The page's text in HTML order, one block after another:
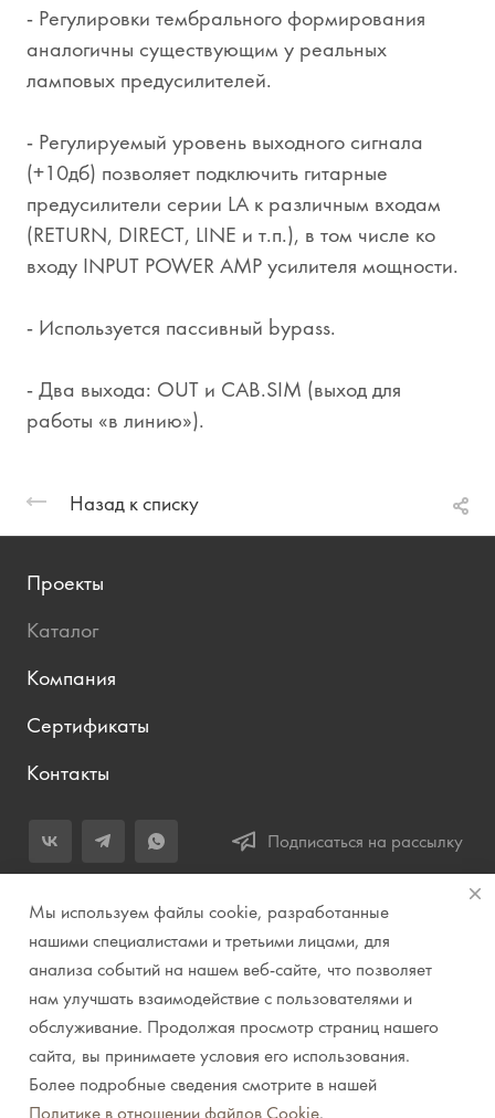
- Регулировки тембрального формирования
аналогичны существующим у реальных
ламповых предусилителей.
- Регулируемый уровень выходного сигнала
(+10дб) позволяет подключить гитарные
предусилители серии LA к различным входам
(RETURN, DIRECT, LINE и т.п.), в том числе ко
входу INPUT POWER AMP усилителя мощности.
- Используется пассивный bypass.
- Два выхода: OUT и CAB.SIM (выход для
работы «в линию»).
Назад к списку
Проекты
Каталог
Компания
Сертификаты
Контакты
Подписаться на рассылку
+7 (343) 283-04-11
Заказать звонок
info@prirodazvuka.ru
620144, г. Екатеринбург, ул. Хохрякова, д. 98, салон 27, ТЦ
«Весенний», 2 этаж, Центральный вход с ул. Куйбышева
© 2007-2026 Компания "Природа звука" // Звук. Свет.
Мы используем файлы cookie, разработанные
нашими специалистами и третьими лицами, для
анализа событий на нашем веб-сайте, что позволяет
нам улучшать взаимодействие с пользователями и
обслуживание. Продолжая просмотр страниц нашего
сайта, вы принимаете условия его использования.
Более подробные сведения смотрите в нашей
Политике в отношении файлов Cookie.